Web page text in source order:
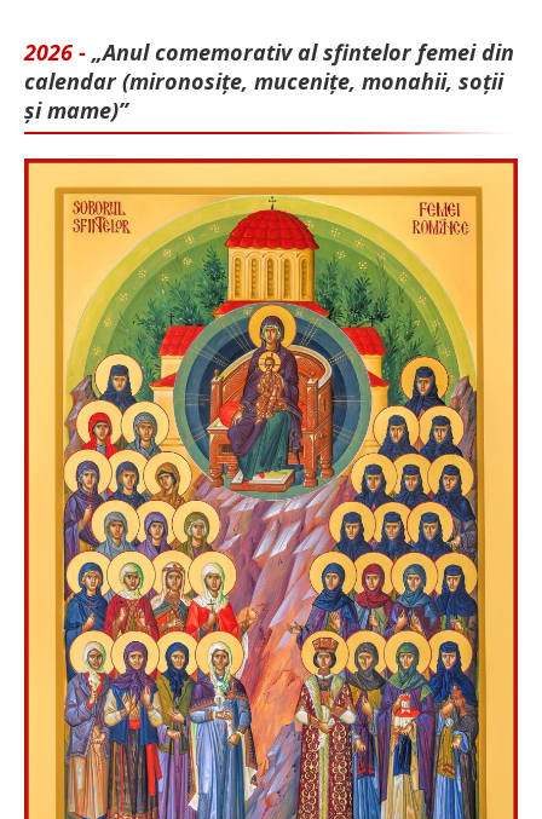
2026 - „Anul comemorativ al sfintelor femei din
calendar (mironosițe, mu­cenițe, monahii, soții
și mame)”